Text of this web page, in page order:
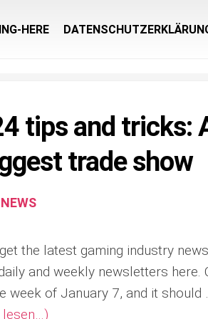
HERE
tips and tricks:
trade show
NEWS
the latest gaming industry
and weekly newsletters here.
week of January 7, and it should
lesen…)